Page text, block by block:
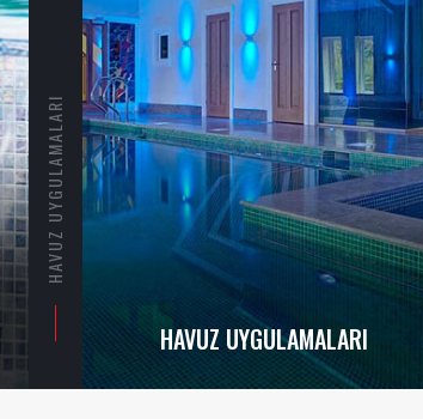
HAVUZ UYGULAMALARI
HAVUZ UYGULAMALARI